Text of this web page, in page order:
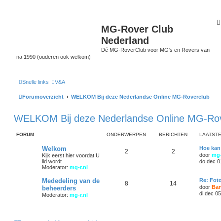
MG-Rover Club
Nederland
Dé MG-RoverClub voor MG's en Rovers van
na 1990 (ouderen ook welkom)
Snelle links V&A
Forumoverzicht WELKOM Bij deze Nederlandse Online MG-Roverclub
WELKOM Bij deze Nederlandse Online MG-
FORUM ONDERWERPEN BERICHTEN
Welkom
Kijk eerst hier voordat U
lid wordt
Moderator: mg-r.nl
2 2
Hoe
door
do dec
Mededeling van de
beheerders
Moderator: mg-r.nl
8 14
Re:
door
di dec